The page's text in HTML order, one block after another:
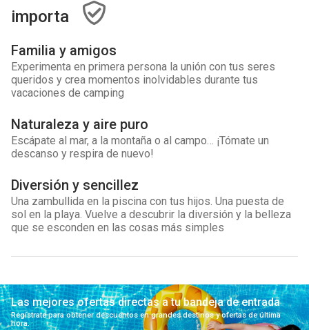
importa
Familia y amigos
Experimenta en primera persona la unión con tus seres
queridos y crea momentos inolvidables durante tus
vacaciones de camping
Naturaleza y aire puro
Escápate al mar, a la montaña o al campo… ¡Tómate un
descanso y respira de nuevo!
Diversión y sencillez
Una zambullida en la piscina con tus hijos. Una puesta de
sol en la playa. Vuelve a descubrir la diversión y la belleza
que se esconden en las cosas más simples
Las mejores ofertas directas a tu bandeja de entrada
Regístrate para obtener descuentos en grandes destinos y ofertas de última
hora.